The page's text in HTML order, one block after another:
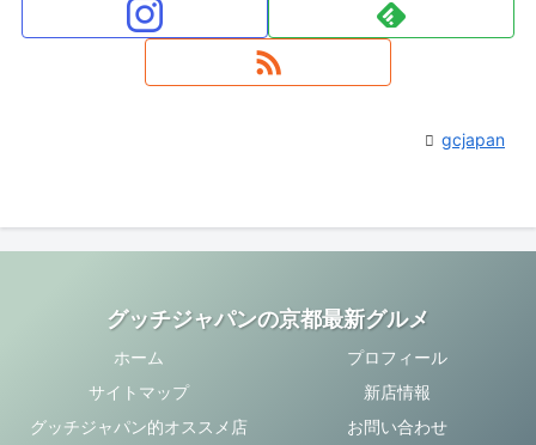
gcjapan
グッチジャパンの京都最新グルメ
ホーム
プロフィール
サイトマップ
新店情報
グッチジャパン的オススメ店
お問い合わせ